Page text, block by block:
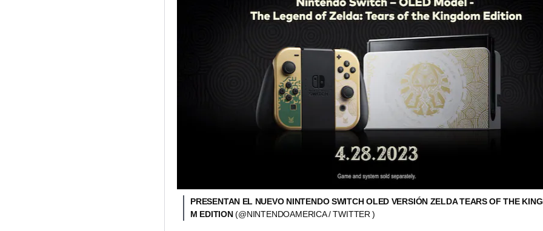
PRESENTAN EL NUEVO NINTENDO SWITCH OLED VERSIÓN ZELDA TEARS OF THE
M EDITION(@NINTENDOAMERICA / TWITTER )